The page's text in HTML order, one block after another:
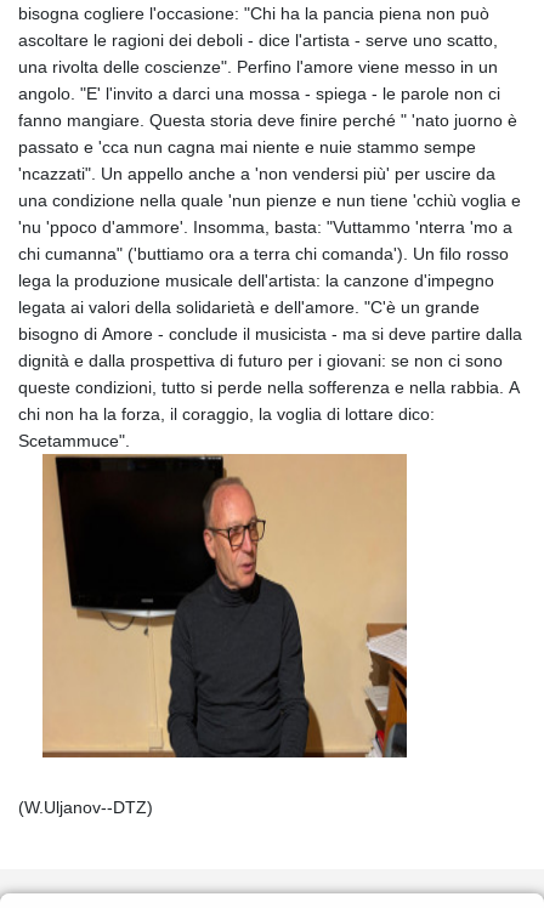
bisogna cogliere l'occasione: "Chi ha la pancia piena non può
ascoltare le ragioni dei deboli - dice l'artista - serve uno scatto,
una rivolta delle coscienze". Perfino l'amore viene messo in un
angolo. "E' l'invito a darci una mossa - spiega - le parole non ci
fanno mangiare. Questa storia deve finire perché " 'nato juorno è
passato e 'cca nun cagna mai niente e nuie stammo sempe
'ncazzati". Un appello anche a 'non vendersi più' per uscire da
una condizione nella quale 'nun pienze e nun tiene 'cchiù voglia e
'nu 'ppoco d'ammore'. Insomma, basta: "Vuttammo 'nterra 'mo a
chi cumanna" ('buttiamo ora a terra chi comanda'). Un filo rosso
lega la produzione musicale dell'artista: la canzone d'impegno
legata ai valori della solidarietà e dell'amore. "C'è un grande
bisogno di Amore - conclude il musicista - ma si deve partire dalla
dignità e dalla prospettiva di futuro per i giovani: se non ci sono
queste condizioni, tutto si perde nella sofferenza e nella rabbia. A
chi non ha la forza, il coraggio, la voglia di lottare dico:
Scetammuce".
(W.Uljanov--DTZ)